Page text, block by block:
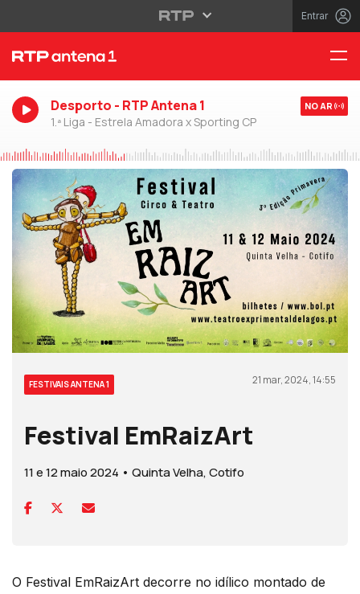
Entrar
Desporto - RTP Antena 1
1.ª Liga - Estrela Amadora x Sporting CP
NO AR
FESTIVAIS ANTENA 1 21 mar, 2024, 14:55
Festival EmRaizArt
11 e 12 maio 2024 • Quinta Velha, Cotifo
O Festival EmRaizArt decorre no idílico montado de